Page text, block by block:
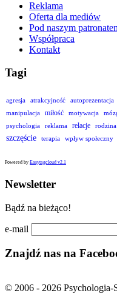
Reklama
Oferta dla mediów
Pod naszym
Współpraca
Kontakt
Tagi
agresja atrakcyjność autoprezentacja
manipulacja
miłość motywacja
psychologia
reklama relacje rodzina
szczęście terapia wpływ społeczny
Powered by Easytagcloud v2.1
Newsletter
Bądź na bieżąco!
e-mail
Znajdź nas na
© 2006 - 2026 Psychologia-